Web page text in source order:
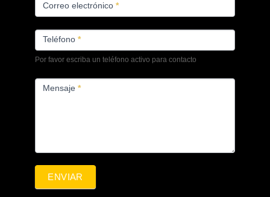
Correo electrónico*
Teléfono*
Por favor escriba un teléfono activo para contacto
Mensaje*
ENVIAR